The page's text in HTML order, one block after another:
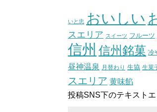
いと忠 おいしい
スエリア スイーツ フルーツ
信州 信州銘菓 冷
昼神温泉 月替わり 生協 生菓
スエリア 黄味餡
投稿SNS下のテキスト